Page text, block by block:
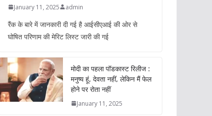
January 11, 2025 admin
रैंक के बारे में जानकारी दी गई है आईसीएआई की ओर से
घोषित परिणाम की मेरिट लिस्ट जारी की गई
मोदी का पहला पॉडकास्ट रिलीज :
मनुष्य हूं, देवता नहीं, लेकिन मैं फेल
होने पर रोता नहीं
January 11, 2025